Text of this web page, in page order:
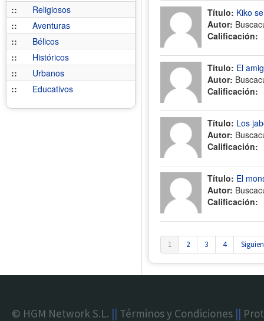
::
Religiosos
::
Aventuras
::
Bélicos
::
Históricos
::
Urbanos
::
Educativos
Título: Kiko
Autor:
Calificación:
Título: El
Autor:
Calificación:
Título: Los
Autor:
Calificación:
Título: El
Autor:
Calificación:
1 2 3 4
© HGM Network S.L. || Términos y Condiciones ||